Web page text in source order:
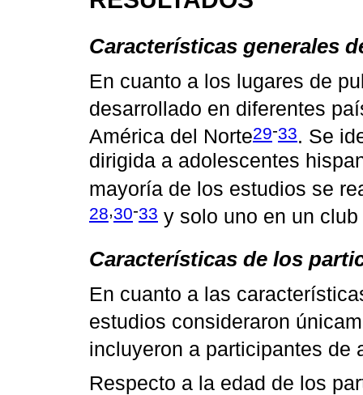
Características generales
En cuanto a los lugares de
desarrollado en diferentes
América del Norte29-33. Se
dirigida a adolescentes
mayoría de los estudios se
28,30-33 y solo uno en un
Características de los
En cuanto a las
estudios consideraron
incluyeron a participantes de
Respecto a la edad de los